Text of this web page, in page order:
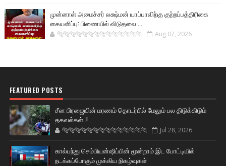
முன்னாள் அமைச்சர் லக்ஷ்மன் யாப்பாவிற்கு குற்றப்பத்திரிகை
கையளிப்பு: பிணையில் விடுதலை ...
🐅🐅🐅🐅🐅🐅🐆🐆🐆🐆🐆🐆🐆🐆 Aug 07, 2026
FEATURED POSTS
சீன பிரஜையின் மரணம் தொடர்பில் மேலும் பல திடுக்கிடும்
தகவல்கள்..!
🐅🐅🐅🐅🐅🐅🐆🐆🐆🐆🐆🐆🐆🐆 Jul 28, 2026
கால்பந்து செம்பியன்ஷிப்பின் மூன்றாம் இட போட்டியில்
நடக்கப்போகும் முக்கிய நிகழ்வுகள்